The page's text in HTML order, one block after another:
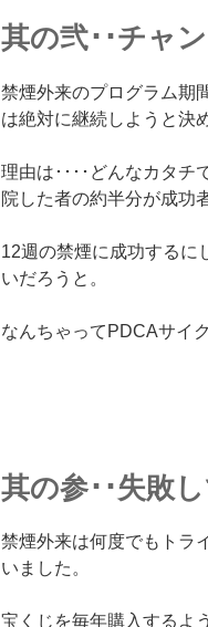
其の弐･･チャ
禁煙外来のプログラム期
は絶対に継続しようと決
理由は････どんなカタチ
院した者の約半分が成功
12週の禁煙に成功するに
いだろうと。
なんちゃってPDCAサイ
其の参･･失敗
禁煙外来は何度でもトラ
いました。
宝くじを毎年購入するよ